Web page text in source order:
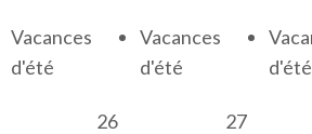
Vacances
d'été
Vacances
d'été
d'été
26
27